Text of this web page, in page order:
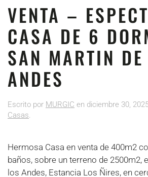
VENTA –
CASA DE 6
SAN MARTIN DE
ANDES
Escrito por MURGIC en diciembre 30,
Casas.
Hermosa Casa en venta de 400m2
baños, sobre un terreno de 2500m2,
los Andes, Estancia Los Ñires, en